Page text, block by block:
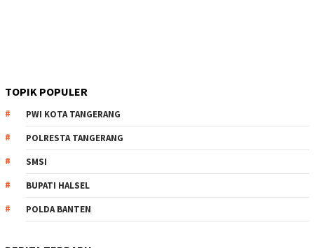
TOPIK POPULER
PWI KOTA TANGERANG
POLRESTA TANGERANG
SMSI
BUPATI HALSEL
POLDA BANTEN